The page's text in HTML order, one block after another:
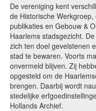
De vereniging kent
de Historische
publikaties en Gebouw &
Haarlems stadsgezicht.
zich ten doel gevelstenen
stad te bewaren. Voorts
onvermeld blijven. Zij
opgesteld om de
brengen. Daarbij wordt
stedelijke
Hollands Archief.